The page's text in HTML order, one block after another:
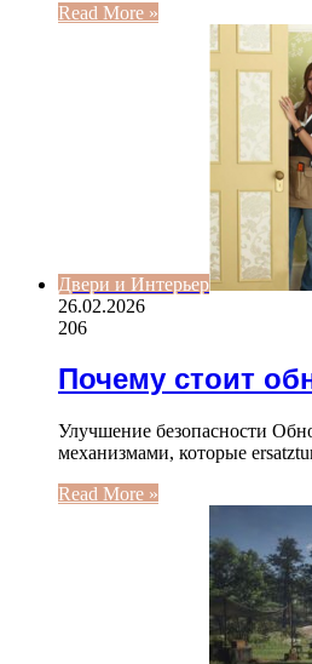
Read More »
Двери и Интерьер
26.02.2026
206
Почему стоит
Улучшение безопасности
механизмами, которые
Read More »